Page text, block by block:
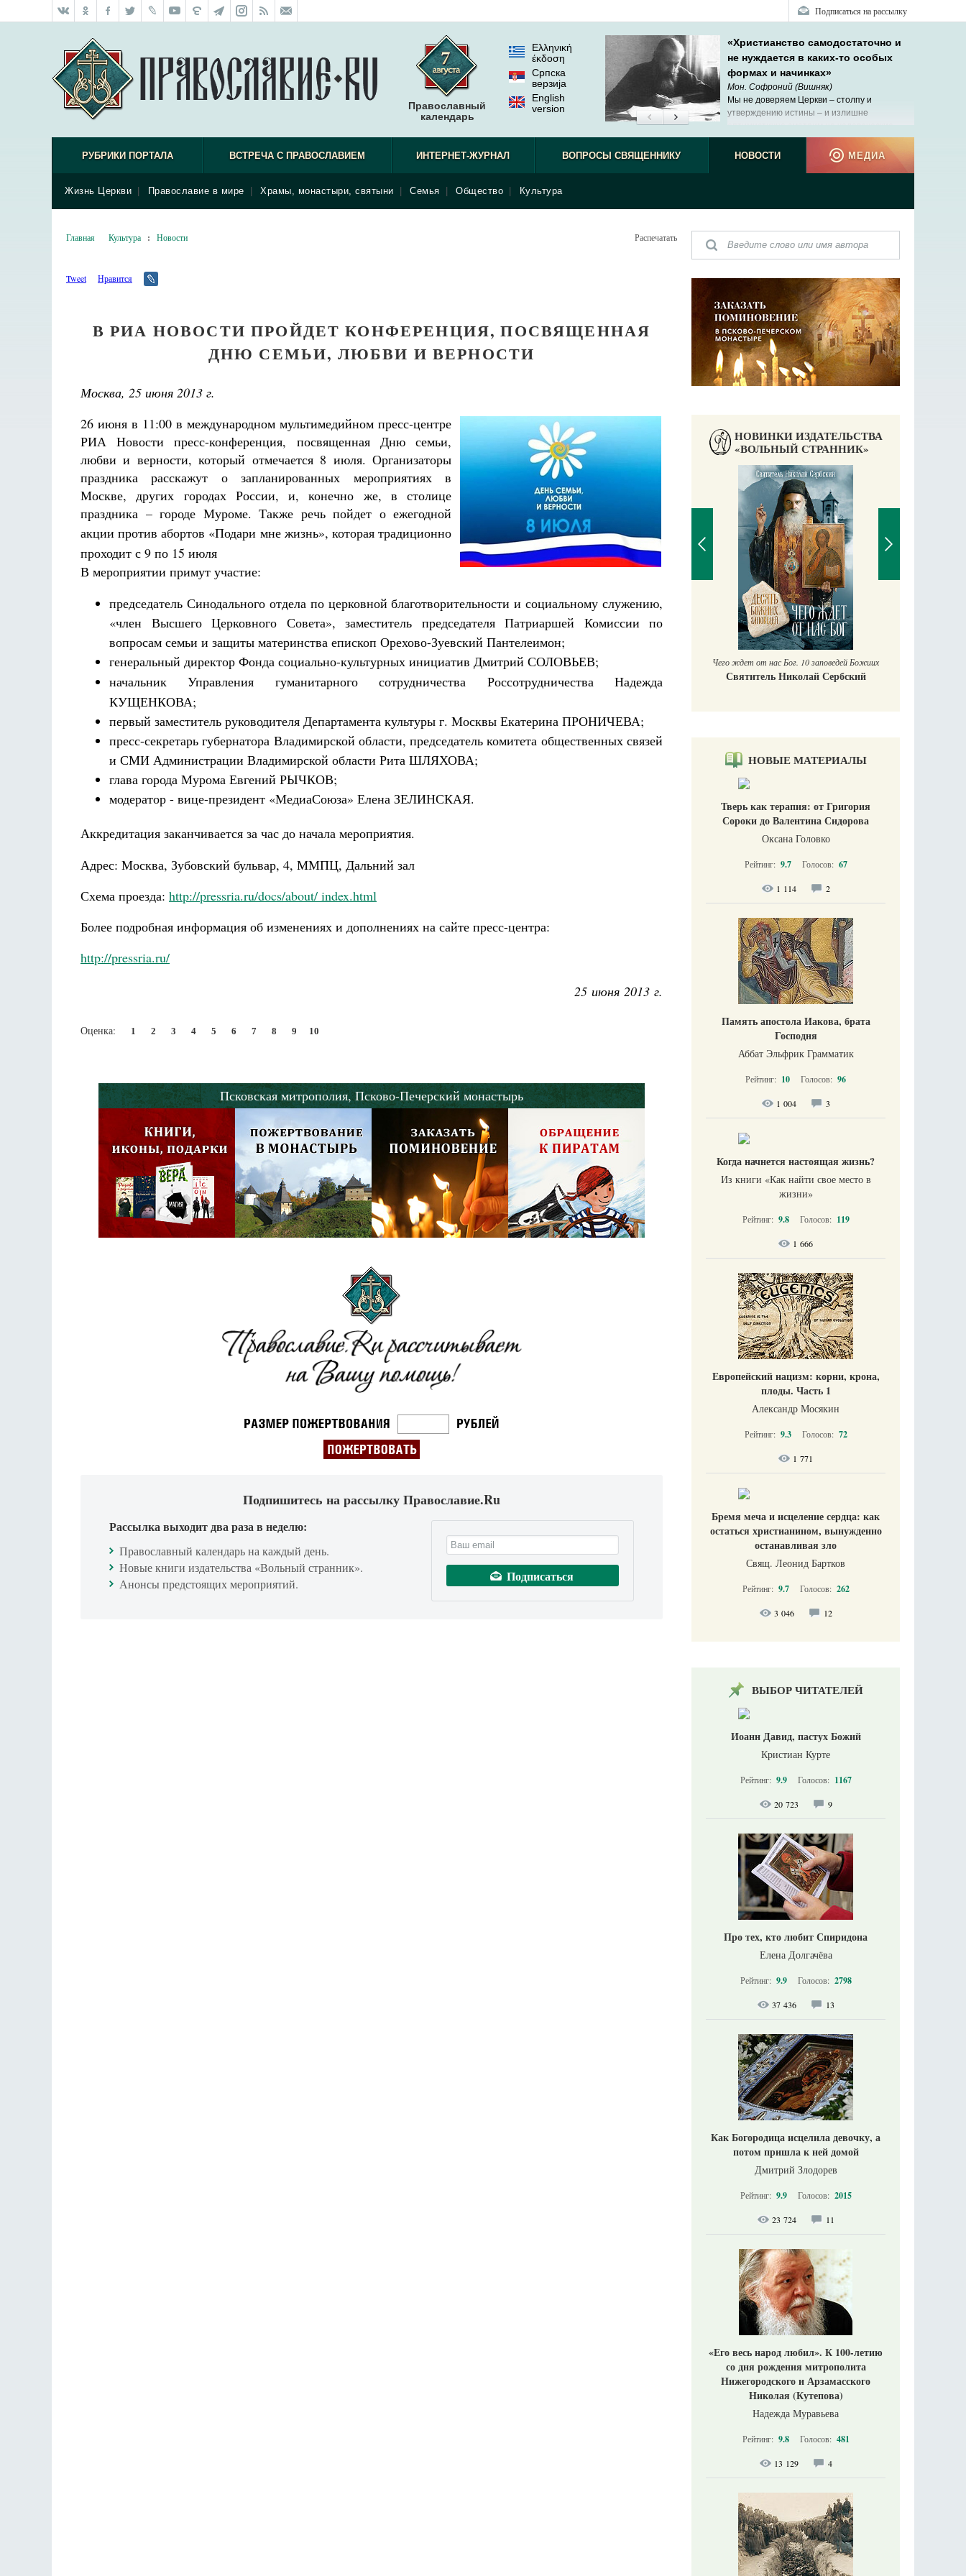
Подписаться на рассылку
Православный
календарь
Ελληνική
έκδοση
Српска
верзиjа
English
version
«Христианство самодостаточно и
не нуждается в каких-то особых
формах и начинках»
Мон. Софроний (Вишняк)
Мы не доверяем Церкви – столпу и
утверждению истины – и излишне
возможности познания.
РУБРИКИ ПОРТАЛА ВСТРЕЧА С ПРАВОСЛАВИЕМ ИНТЕРНЕТ-ЖУРНАЛ ВОПРОСЫ СВЯЩЕННИКУ НОВОСТИ
Жизнь Церкви Православие в мире Храмы, монастыри, святыни Семья Общество Культура
МЕДИА
Главная Культура : Новости Распечатать
Tweet Нравится
В РИА НОВОСТИ ПРОЙДЕТ КОНФЕРЕНЦИЯ, ПОСВЯЩЕННАЯ
ДНЮ СЕМЬИ, ЛЮБВИ И ВЕРНОСТИ
Москва, 25 июня 2013 г.
26 июня в 11:00 в международном мультимедийном пресс-центре
РИА Новости пресс-конференция, посвященная Дню семьи,
любви и верности, который отмечается 8 июля. Организаторы
праздника расскажут о запланированных мероприятиях в
Москве, других городах России, и, конечно же, в столице
праздника – городе Муроме. Также речь пойдет о ежегодной
акции против абортов «Подари мне жизнь», которая традиционно
проходит с 9 по 15 июля
В мероприятии примут участие:
председатель Синодального отдела по церковной благотворительности и социальному служению,
«член Высшего Церковного Совета», заместитель председателя Патриаршей Комиссии по
вопросам семьи и защиты материнства епископ Орехово-Зуевский Пантелеимон;
генеральный директор Фонда социально-культурных инициатив Дмитрий СОЛОВЬЕВ;
начальник Управления гуманитарного сотрудничества Россотрудничества
Надежда
КУЩЕНКОВА;
первый заместитель руководителя Департамента культуры г. Москвы Екатерина ПРОНИЧЕВА;
пресс-секретарь губернатора Владимирской области, председатель комитета общественных связей
и СМИ Администрации Владимирской области Рита ШЛЯХОВА;
глава города Мурома Евгений РЫЧКОВ;
модератор - вице-президент «МедиаСоюза» Елена ЗЕЛИНСКАЯ.
Аккредитация заканчивается за час до начала мероприятия.
Адрес: Москва, Зубовский бульвар, 4, ММПЦ, Дальний зал
Схема проезда: http://pressria.ru/docs/about/ index.html
Более подробная информация об изменениях и дополнениях на сайте пресс-центра:
http://pressria.ru/
25 июня 2013 г.
Оценка: 1 2 3 4 5 6 7 8 9 10
Псковская митрополия, Псково-Печерский монастырь
Подпишитесь на рассылку Православие.Ru
Рассылка выходит два раза в неделю:
Православный календарь на каждый день.
Новые книги издательства «Вольный странник».
Анонсы предстоящих мероприятий.
НОВИНКИ ИЗДАТЕЛЬСТВА
«ВОЛЬНЫЙ СТРАННИК»
Разлуки не будет
Фредерика де Грааф
Как найти своё место в жизни
Кирилл Мурышев
Великомученик Георгий Победоносец. Научись у
Роман Котов Чего ждет от нас Бог. 10 заповедей Божиих
Святитель Николай Сербский
НОВЫЕ МАТЕРИАЛЫ
Тверь как терапия: от Григория
Сороки до Валентина Сидорова
Оксана Головко
Рейтинг: 9.7 Голосов: 67
1 114 2
Память апостола Иакова, брата
Господня
Аббат Эльфрик Грамматик
Рейтинг: 10 Голосов: 96
1 004 3
Когда начнется настоящая жизнь?
Из книги «Как найти свое место в
жизни​»
Рейтинг: 9.8 Голосов: 119
1 666
Европейский нацизм: корни, крона,
плоды. Часть 1
Александр Мосякин
Рейтинг: 9.3 Голосов: 72
1 771
Бремя меча и исцеление сердца: как
остаться христианином, вынужденно
останавливая зло
Свящ. Леонид Бартков
Рейтинг: 9.7 Голосов: 262
3 046 12
ВЫБОР ЧИТАТЕЛЕЙ
Иоанн Давид, пастух Божий
Кристиан Курте
Рейтинг: 9.9 Голосов: 1167
20 723 9
Про тех, кто любит Спиридона
Елена Долгачёва
Рейтинг: 9.9 Голосов: 2798
37 436 13
Как Богородица исцелила девочку, а
потом пришла к ней домой
Дмитрий Злодорев
Рейтинг: 9.9 Голосов: 2015
23 724 11
«Его весь народ любил». К 100-летию
со дня рождения митрополита
Нижегородского и Арзамасского
Николая (Кутепова)
Надежда Муравьева
Рейтинг: 9.8 Голосов: 481
13 129 4